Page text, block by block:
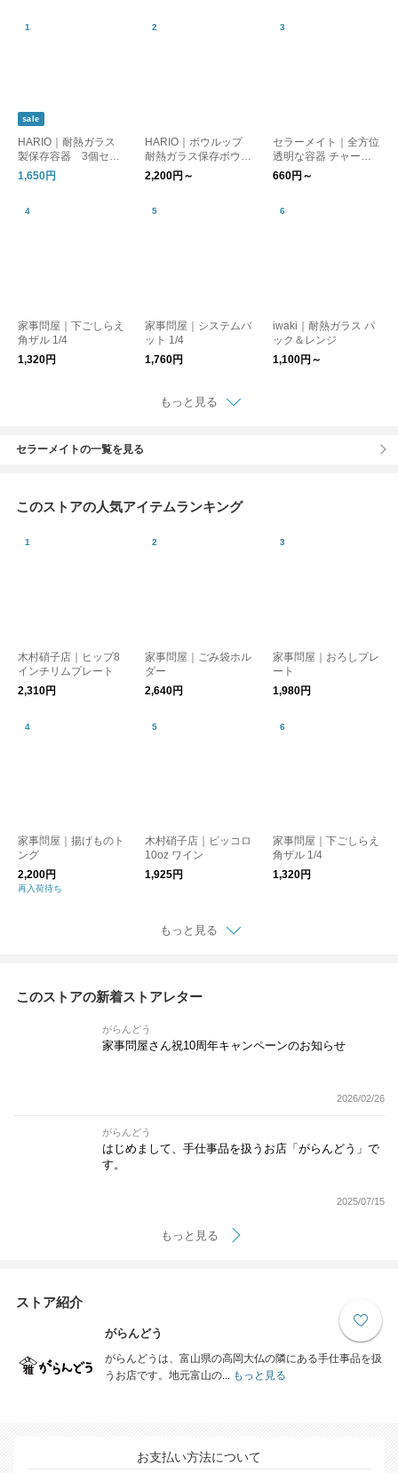
sale
HARIO｜耐熱ガラス
製保存容器 3個セッ
ト
1,650円
HARIO｜ボウルップ
耐熱ガラス保存ボウル
クリア セット
2,200円～
セラーメイト｜全方位
透明な容器 チャーミ
ークリア
660円～
家事問屋｜下ごしらえ
角ザル 1/4
1,320円
家事問屋｜システムバ
ット 1/4
1,760円
iwaki｜耐熱ガラス パ
ック＆レンジ
1,100円～
もっと見る
セラーメイトの一覧を見る
このストアの人気アイテムランキング
木村硝子店｜ヒップ8
インチリムプレート
2,310円
家事問屋｜ごみ袋ホル
ダー
2,640円
家事問屋｜おろしプレ
ート
1,980円
家事問屋｜揚げものト
ング
2,200円
再入荷待ち
木村硝子店｜ピッコロ
10oz ワイン
1,925円
家事問屋｜下ごしらえ
角ザル 1/4
1,320円
もっと見る
このストアの新着ストアレター
がらんどう
家事問屋さん祝10周年キャンペーンのお知らせ
2026/02/26
がらんどう
はじめまして、手仕事品を扱うお店「がらんどう」で
す。
2025/07/15
もっと見る
ストア紹介
がらんどう
がらんどうは、富山県の高岡大仏の隣にある手仕事品を扱
うお店です。地元富山の...
もっと見る
お支払い方法について